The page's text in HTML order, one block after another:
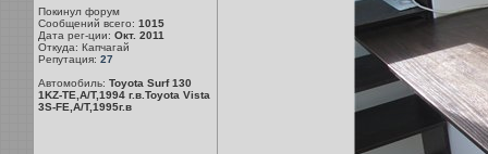
Покинул форум
Сообщений всего: 1015
Дата рег-ции: Окт. 2011
Откуда: Капчагай
Репутация: 27
Автомобиль: Toyota Surf 130
1KZ-TE,A/T,1994 г.в.Toyota Vista
3S-FE,A/T,1995г.в